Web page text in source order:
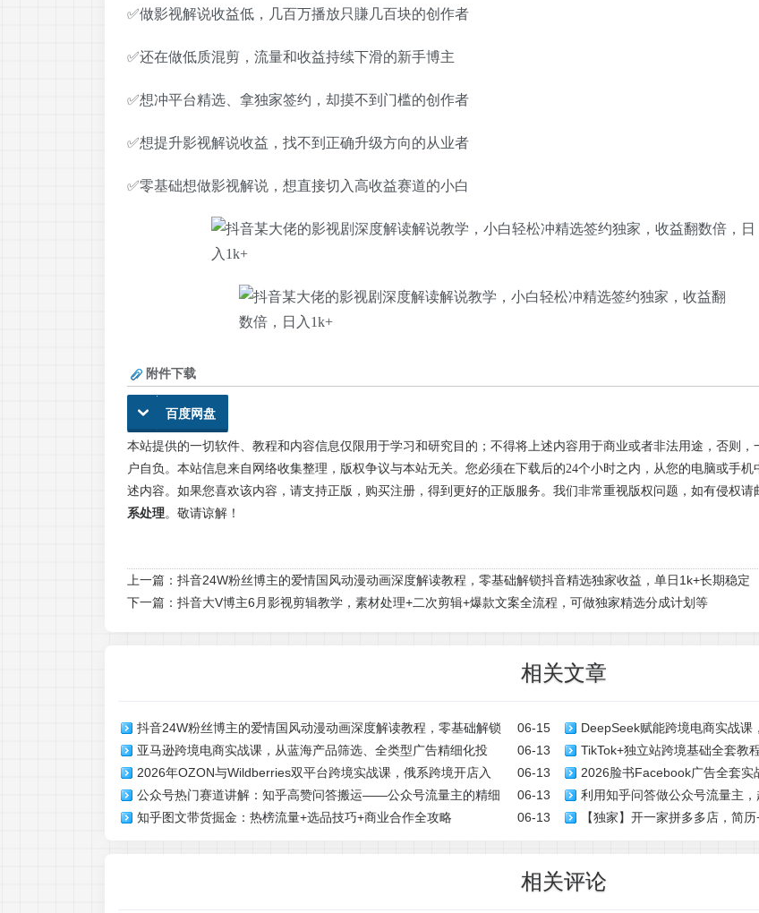
✅做影视解说收益低，几百万播放只賺几百块的创作者
✅还在做低质混剪，流量和收益持续下滑的新手博主
✅想冲平台精选、拿独家签约，却摸不到门槛的创作者
✅想提升影视解说收益，找不到正确升级方向的从业者
✅零基础想做影视解说，想直接切入高收益赛道的小白
附件下载
百度网盘
本站提供的一切软件、教程和内容信息仅限用于学习和研究目的；不得将上述内容用于商业或者非法用途，否则，
户自负。本站信息来自网络收集整理，版权争议与本站无关。您必须在下载后的24个小时之内，从您的电脑或手机
述内容。如果您喜欢该内容，请支持正版，购买注册，得到更好的正版服务。我们非常重视版权问题，如有侵权请
系处理。敬请谅解！
上一篇： 抖音24W粉丝博主的爱情国风动漫动画深度解读教程，零基础解锁抖音精选独家收益，单日1k+长期稳定
下一篇： 抖音大V博主6月影视剪辑教学，素材处理+二次剪辑+爆款文案全流程，可做独家精选分成计划等
相关文章
06-15
抖音24W粉丝博主的爱情国风动漫动画深度解读教程，零基础解锁
抖音精选独家收益，单日1k+长期稳定
DeepSeek赋能跨境电商实战
站式教学，助力出海业务稳步发
06-13
亚马逊跨境电商实战课，从蓝海产品筛选、全类型广告精细化投
放，到四季大促冲刺、品牌长线布局等一站式教学
TikTok+独立站跨境基础全套教
通变现全流程
06-13
2026年OZON与Wildberries双平台跨境实战课，俄系跨境开店入
驻、选品运营、广告投产、物流售后、数据优化全落地课程
2026脸书Facebook广告全套实
准投放优化数据，解锁跨境广
06-13
公众号热门赛道讲解：知乎高赞问答搬运——公众号流量主的精细
化运营拆解
利用知乎问答做公众号流量主
06-13
知乎图文带货掘金：热榜流量+选品技巧+商业合作全攻略 【独家】开一家拼多多店，简
相关评论